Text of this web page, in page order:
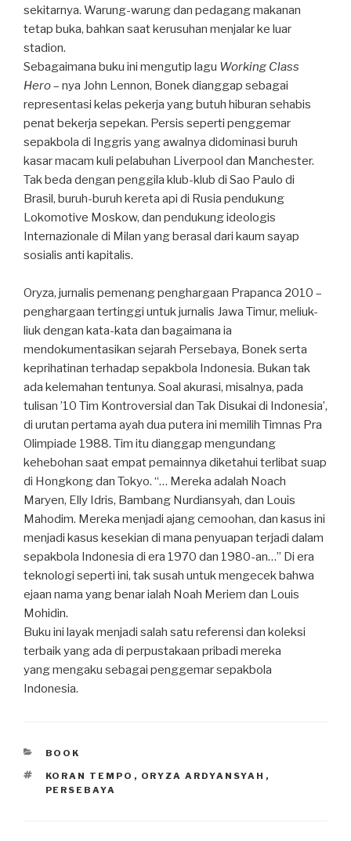
sekitarnya. Warung-warung dan pedagang makanan
tetap buka, bahkan saat kerusuhan menjalar ke luar
stadion.
Sebagaimana buku ini mengutip lagu Working Class
Hero– nya John Lennon, Bonek dianggap sebagai
representasi kelas pekerja yang butuh hiburan sehabis
penat bekerja sepekan. Persis seperti penggemar
sepakbola di Inggris yang awalnya didominasi buruh
kasar macam kuli pelabuhan Liverpool dan Manchester.
Tak beda dengan penggila klub-klub di Sao Paulo di
Brasil, buruh-buruh kereta api di Rusia pendukung
Lokomotive Moskow, dan pendukung ideologis
Internazionale di Milan yang berasal dari kaum sayap
sosialis anti kapitalis.
Oryza, jurnalis pemenang penghargaan Prapanca 2010 –
penghargaan tertinggi untuk jurnalis Jawa Timur, meliuk-
liuk dengan kata-kata dan bagaimana ia
mendokumentasikan sejarah Persebaya, Bonek serta
keprihatinan terhadap sepakbola Indonesia. Bukan tak
ada kelemahan tentunya. Soal akurasi, misalnya, pada
tulisan ’10 Tim Kontroversial dan Tak Disukai di Indonesia’,
di urutan pertama ayah dua putera ini memilih Timnas Pra
Olimpiade 1988. Tim itu dianggap mengundang
kehebohan saat empat pemainnya diketahui terlibat suap
di Hongkong dan Tokyo. “… Mereka adalah Noach
Maryen, Elly Idris, Bambang Nurdiansyah, dan Louis
Mahodim. Mereka menjadi ajang cemoohan, dan kasus ini
menjadi kasus kesekian di mana penyuapan terjadi dalam
sepakbola Indonesia di era 1970 dan 1980-an…” Di era
teknologi seperti ini, tak susah untuk mengecek bahwa
ejaan nama yang benar ialah Noah Meriem dan Louis
Mohidin.
Buku ini layak menjadi salah satu referensi dan koleksi
terbaik yang ada di perpustakaan pribadi mereka
yang mengaku sebagai penggemar sepakbola
Indonesia.
CATEGORIES
BOOK
TAGS
KORAN TEMPO , ORYZA ARDYANSYAH ,
PERSEBAYA